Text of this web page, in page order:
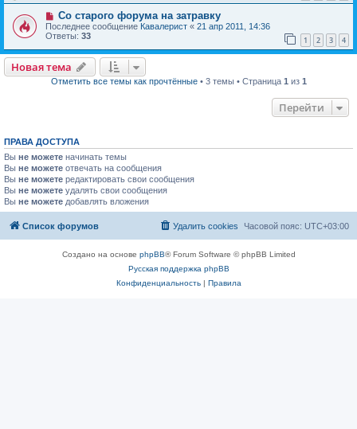
Со старого форума на затравку
Последнее сообщение Кавалерист « 21 апр 2011, 14:36
Ответы: 33 1 2 3 4
Новая тема
Отметить все темы как прочтённые• 3 темы • Страница 1из 1
Перейти
ПРАВА ДОСТУПА
Вы не можете начинать темы
Вы не можете отвечать на сообщения
Вы не можете редактировать свои сообщения
Вы не можете удалять свои сообщения
Вы не можете добавлять вложения
Список форумов Часовой пояс: UTC+03:00
Удалить cookies
Создано на основе phpBB® Forum Software © phpBB Limited
Русская поддержка phpBB
Конфиденциальность| Правила